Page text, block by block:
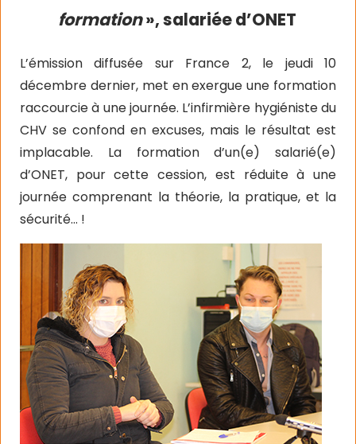
formation», salariée d’ONET
L’émission diffusée sur France 2, le jeudi 10
décembre dernier, met en exergue une formation
raccourcie à une journée. L’infirmière hygiéniste du
CHV se confond en excuses, mais le résultat est
implacable. La formation d’un(e) salarié(e)
d’ONET, pour cette cession, est réduite à une
journée comprenant la théorie, la pratique, et la
sécurité… !